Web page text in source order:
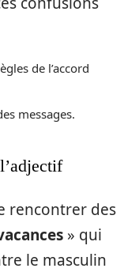
de l’accord
messages.
rencontrer des
» qui
le masculin